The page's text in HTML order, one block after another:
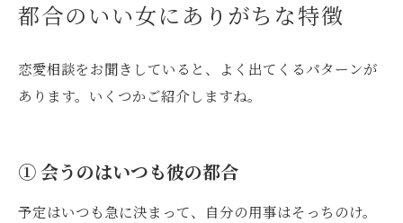
都合のいい女にありがちな特徴
恋愛相談をお聞きしていると、よく出てくるパターンが
あります。いくつかご紹介しますね。
① 会うのはいつも彼の都合
予定はいつも急に決まって、自分の用事はそっちのけ。